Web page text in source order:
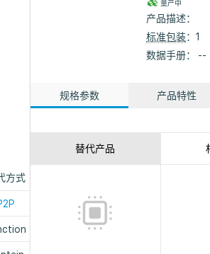
量产中
产品描述：
标准包装：1
数据手册： --
规格参数 产品特性
替代产品
方式